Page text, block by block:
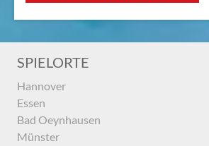
SPIELORTE
Hannover
Essen
Bad Oeynhausen
Münster